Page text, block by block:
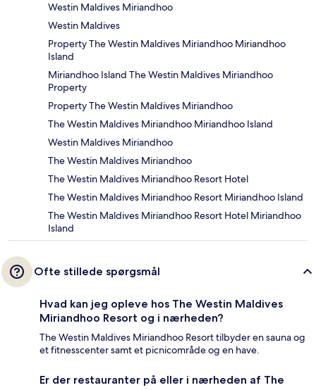
Westin Maldives Miriandhoo
Westin Maldives
Property The Westin Maldives Miriandhoo Miriandhoo
Island
Miriandhoo Island The Westin Maldives Miriandhoo
Property
Property The Westin Maldives Miriandhoo
The Westin Maldives Miriandhoo Miriandhoo Island
Westin Maldives Miriandhoo
The Westin Maldives Miriandhoo
The Westin Maldives Miriandhoo Resort Hotel
The Westin Maldives Miriandhoo Resort Miriandhoo Island
The Westin Maldives Miriandhoo Resort Hotel Miriandhoo
Island
Ofte stillede spørgsmål
Hvad kan jeg opleve hos The Westin Maldives
Miriandhoo Resort og i nærheden?
The Westin Maldives Miriandhoo Resort tilbyder en sauna og
et fitnesscenter samt et picnicområde og en have.
Er der restauranter på eller i nærheden af The